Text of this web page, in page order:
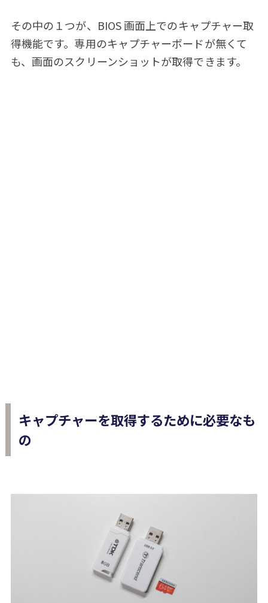
その中の１つが、BIOS 画面上でのキャプチャー取
得機能です。専用のキャプチャーボードが無くて
も、画面のスクリーンショットが取得できます。
キャプチャーを取得するために必要なも
の